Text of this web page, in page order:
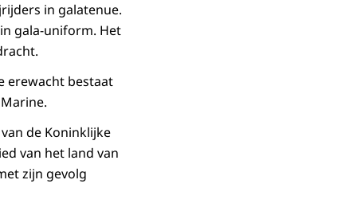
in galatenue.
gala-uniform. Het
erewacht bestaat
de Koninklijke
van het land van
zijn gevolg